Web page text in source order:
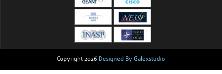
Copyright 2026 Designed By Galexstudio